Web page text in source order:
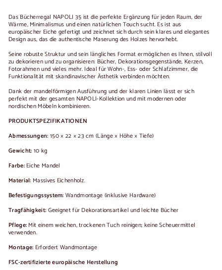
Das Bücherregal NAPOLI 35 ist die perfekte Ergänzung für jeden Raum, der
Wärme, Minimalismus und einen natürlichen Touch sucht. Es ist aus
europäischer Eiche gefertigt und zeichnet sich durch sein klares und elegantes
Design aus, das die authentische Maserung des Holzes hervorhebt.
Seine robuste Struktur und sein längliches Format ermöglichen es Ihnen, stilvoll
zu dekorieren und zu organisieren: Bücher, Dekorationsgegenstände, Kerzen,
Fotorahmen und vieles mehr. Ideal für Wohn-, Ess- oder Schlafzimmer, die
Funktionalität mit skandinavischer Ästhetik verbinden möchten.
Dank der mandelförmigen Ausführung und der klaren Linien lässt er sich
perfekt mit der gesamten NAPOLI-Kollektion und mit modernen oder
nordischen Möbeln kombinieren.
PRODUKTSPEZIFIKATIONEN
Abmessungen: 150 × 22 × 23 cm (Länge × Höhe × Tiefe)
Gewicht: 10 kg
Farbe:Eiche Mandel
Material: Massives Eichenholz.
Befestigungssystem: Wandmontage (inklusive Hardware)
Tragfähigkeit: Geeignet für Dekorationsartikel und leichte Bücher
Pflege: Mit einem weichen, trockenen Tuch reinigen; keine Scheuermittel
verwenden.
Montage: Erfordert Wandmontage
FSC-zertifizierte europäische Herstellung